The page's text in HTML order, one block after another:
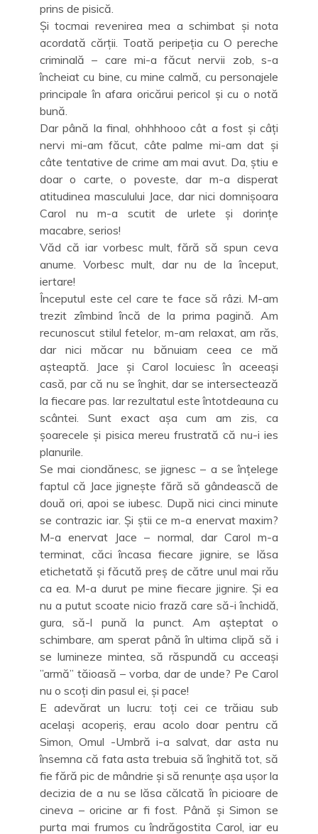
prins de pisică.
Și tocmai revenirea mea a schimbat și nota
acordată cărții. Toată peripeția cu O pereche
criminală – care mi-a făcut nervii zob, s-a
încheiat cu bine, cu mine calmă, cu personajele
principale în afara oricărui pericol și cu o notă
bună.
Dar până la final, ohhhhooo cât a fost și câți
nervi mi-am făcut, câte palme mi-am dat și
câte tentative de crime am mai avut. Da, știu e
doar o carte, o poveste, dar m-a disperat
atitudinea masculului Jace, dar nici domnișoara
Carol nu m-a scutit de urlete și dorințe
macabre, serios!
Văd că iar vorbesc mult, fără să spun ceva
anume. Vorbesc mult, dar nu de la început,
iertare!
Începutul este cel care te face să râzi. M-am
trezit zîmbind încă de la prima pagină. Am
recunoscut stilul fetelor, m-am relaxat, am răs,
dar nici măcar nu bănuiam ceea ce mă
așteaptă. Jace și Carol locuiesc în aceeași
casă, par că nu se înghit, dar se intersectează
la fiecare pas. Iar rezultatul este întotdeauna cu
scântei. Sunt exact așa cum am zis, ca
șoarecele și pisica mereu frustrată că nu-i ies
planurile.
Se mai ciondănesc, se jignesc – a se înțelege
faptul că Jace jignește fără să gândească de
două ori, apoi se iubesc. După nici cinci minute
se contrazic iar. Și știi ce m-a enervat maxim?
M-a enervat Jace – normal, dar Carol m-a
terminat, căci încasa fiecare jignire, se lăsa
etichetată și făcută preș de către unul mai rău
ca ea. M-a durut pe mine fiecare jignire. Și ea
nu a putut scoate nicio frază care să-i închidă,
gura, să-l pună la punct. Am așteptat o
schimbare, am sperat până în ultima clipă să i
se lumineze mintea, să răspundă cu acceași
”armă” tăioasă – vorba, dar de unde? Pe Carol
nu o scoți din pasul ei, și pace!
E adevărat un lucru: toți cei ce trăiau sub
același acoperiș, erau acolo doar pentru că
Simon, Omul -Umbră i-a salvat, dar asta nu
însemna că fata asta trebuia să înghită tot, să
fie fără pic de mândrie și să renunțe așa ușor la
decizia de a nu se lăsa călcată în picioare de
cineva – oricine ar fi fost. Până și Simon se
purta mai frumos cu îndrăgostita Carol, iar eu